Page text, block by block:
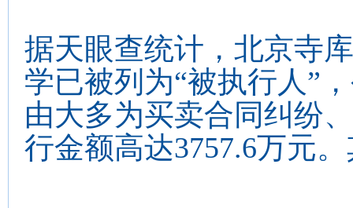
据天眼查统计，北京寺
学已被列为“被执行人”
由大多为买卖合同纠纷
行金额高达3757.6万元